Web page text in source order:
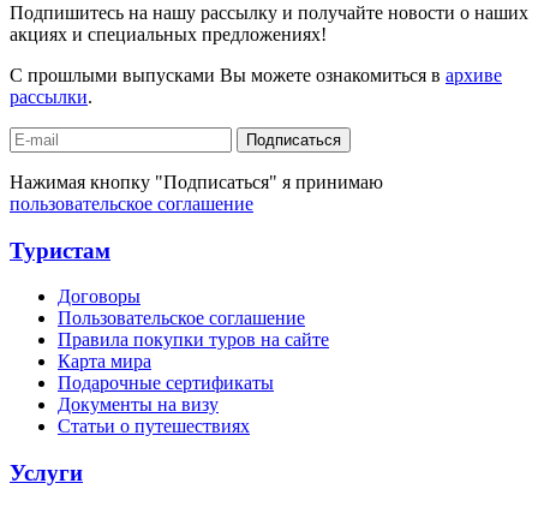
Подпишитесь на нашу рассылку и получайте новости о наших
акциях и специальных предложениях!
С прошлыми выпусками Вы можете ознакомиться в архиве
рассылки.
Подписаться
Нажимая кнопку "Подписаться" я принимаю
пользовательское соглашение
Туристам
Договоры
Пользовательское соглашение
Правила покупки туров на сайте
Карта мира
Подарочные сертификаты
Документы на визу
Статьи о путешествиях
Услуги